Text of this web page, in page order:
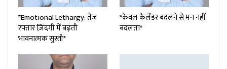
*Emotional Lethargy: तेज़
रफ्तार ज़िंदगी में बढ़ती
भावनात्मक सुस्ती*
*केवल कैलेंडर बदलने से मन नहीं
बदलता*